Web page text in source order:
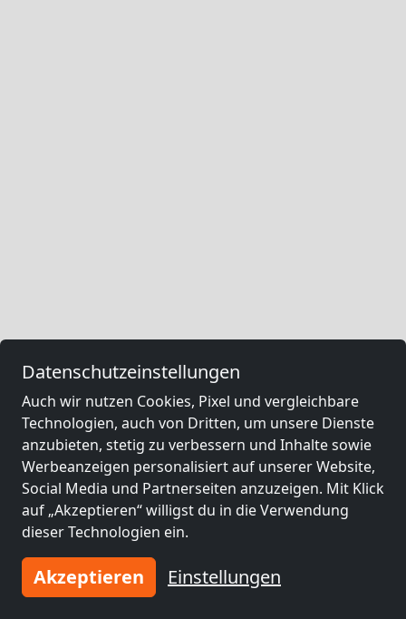
Datenschutzeinstellungen
Auch wir nutzen Cookies, Pixel und vergleichbare
Technologien, auch von Dritten, um unsere Dienste
anzubieten, stetig zu verbessern und Inhalte sowie
Werbeanzeigen personalisiert auf unserer Website,
Social Media und Partnerseiten anzuzeigen. Mit Klick
auf „Akzeptieren“ willigst du in die Verwendung
dieser Technologien ein.
Akzeptieren Einstellungen